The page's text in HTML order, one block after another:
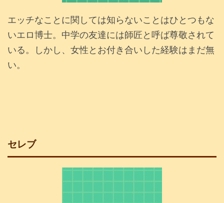
エッチなことに関しては知らないことはひとつもな
いエロ博士。中学の友達には師匠と呼ば尊敬されて
いる。しかし、女性とお付き合いした経験はまだ無
い。
セレブ